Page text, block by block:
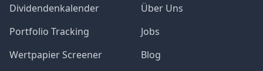
Dividendenkalender
Portfolio Tracking
Wertpapier Screener
Über Uns
Jobs
Blog